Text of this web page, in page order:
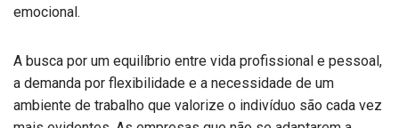
emocional.
A busca por um equilíbrio entre vida profissional e pessoal,
a demanda por flexibilidade e a necessidade de um
ambiente de trabalho que valorize o indivíduo são cada vez